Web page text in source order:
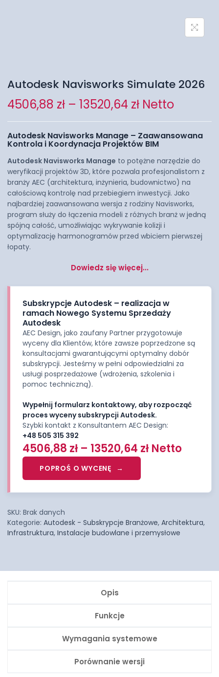
Autodesk Navisworks Simulate 2026
4506,88 zł – 13520,64 zł Netto
Autodesk Navisworks Manage – Zaawansowana
Kontrola i Koordynacja Projektów BIM
Autodesk Navisworks Manage to potężne narzędzie do
weryfikacji projektów 3D, które pozwala profesjonalistom z
branży AEC (architektura, inżynieria, budownictwo) na
całościową kontrolę nad przebiegiem inwestycji. Jako
najbardziej zaawansowana wersja z rodziny Navisworks,
program służy do łączenia modeli z różnych branż w jedną
spójną całość, umożliwiając wykrywanie kolizji i
optymalizację harmonogramów przed wbiciem pierwszej
łopaty.
Dowiedz się więcej...
Subskrypcje Autodesk – realizacja w
ramach Nowego Systemu Sprzedaży
Autodesk
AEC Design, jako zaufany Partner przygotowuje
wyceny dla Klientów, które zawsze poprzedzone są
konsultacjami gwarantującymi optymalny dobór
subskrypcji. Jesteśmy w pełni odpowiedzialni za
usługi posprzedażowe (wdrożenia, szkolenia i
pomoc techniczną).
Wypełnij formularz kontaktowy, aby rozpocząć
proces wyceny subskrypcji Autodesk.
Szybki kontakt z Konsultantem AEC Design:
+48 505 315 392
4506,88 zł – 13520,64 zł Netto
POPROŚ O WYCENĘ
SKU: Brak danych
Kategorie: Autodesk - Subskrypcje Branżowe, Architektura,
Infrastruktura, Instalacje budowlane i przemysłowe
Opis
Funkcje
Wymagania systemowe
Porównanie wersji